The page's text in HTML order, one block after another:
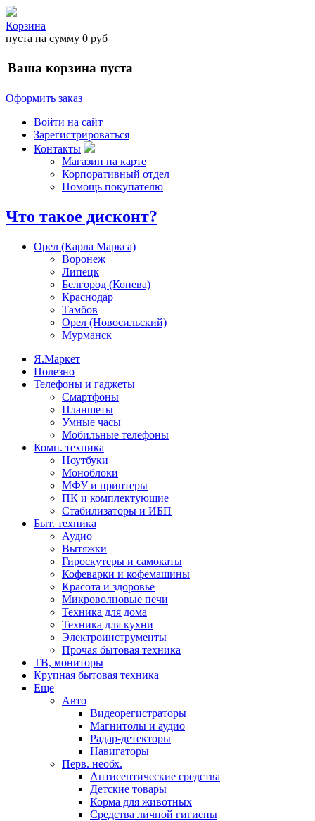
Корзина
пуста на сумму 0 руб
Ваша корзина пуста
Оформить заказ
Войти на сайт
Зарегистрироваться
Контакты
Магазин на карте
Корпоративный отдел
Помощь покупателю
Что такое дисконт?
Орел (Карла Маркса)
Воронеж
Липецк
Белгород (Конева)
Краснодар
Тамбов
Орел (Новосильский)
Мурманск
Я.Маркет
Полезно
Телефоны и гаджеты
Смартфоны
Планшеты
Умные часы
Мобильные телефоны
Комп. техника
Ноутбуки
Моноблоки
МФУ и принтеры
ПК и комплектующие
Стабилизаторы и ИБП
Быт. техника
Аудио
Вытяжки
Гироскутеры и самокаты
Кофеварки и кофемашины
Красота и здоровье
Микроволновые печи
Техника для дома
Техника для кухни
Электроинструменты
Прочая бытовая техника
ТВ, мониторы
Крупная бытовая техника
Еще
Авто
Видеорегистраторы
Магнитолы и аудио
Радар-детекторы
Навигаторы
Перв. необх.
Антисептические средства
Детские товары
Корма для животных
Средства личной гигиены